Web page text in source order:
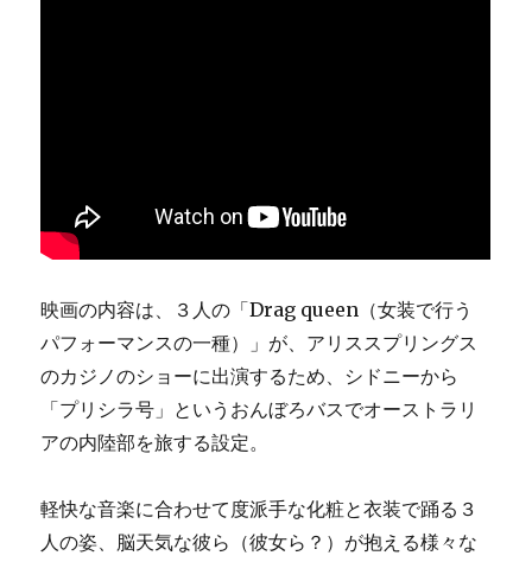
映画の内容は、３人の「Drag queen（女装で行う
パフォーマンスの一種）」が、アリススプリングス
のカジノのショーに出演するため、シドニーから
「プリシラ号」というおんぼろバスでオーストラリ
アの内陸部を旅する設定。
軽快な音楽に合わせて度派手な化粧と衣装で踊る３
人の姿、脳天気な彼ら（彼女ら？）が抱える様々な